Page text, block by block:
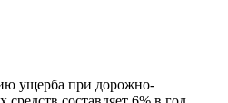
ущерба при дорожно-